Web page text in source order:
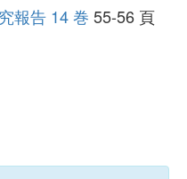
報告 14 巻 55-56 頁